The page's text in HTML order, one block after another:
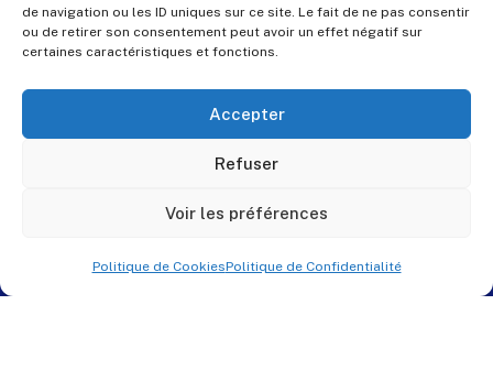
de navigation ou les ID uniques sur ce site. Le fait de ne pas consentir
ou de retirer son consentement peut avoir un effet négatif sur
certaines caractéristiques et fonctions.
Accepter
Refuser
Voir les préférences
Politique de CookiesPolitique de Confidentialité